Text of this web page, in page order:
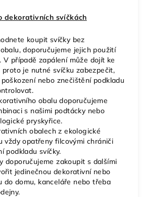
dekorativních svíčkách
koupit svíčky bez
doporučujeme jejich použití
V případě zapálení může dojít ke
proto je nutné svíčku zabezpečit,
nebo znečištění podkladu
obalu doporučujeme
s našimi podtácky nebo
pryskyřice.
obalech z ekologické
vždy opatřeny filcovými chrániči
podkladu svíčky.
doporučujeme zakoupit s dalšími
jedinečnou dekorativní nebo
do domu, kanceláře nebo třeba